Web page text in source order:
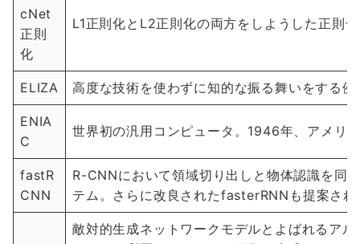
cNet
正則
化
L1正則化とL2正則化の両方をしようした正則
ELIZA 高度な技術を使わずに知的な振る舞いをする
ENIA
C
世界初の汎用コンピュータ。1946年、アメリ
fastR
CNN
R-CNNにおいて領域切り出しと物体認識を同
テム。さらに改良されたfasterRNNも提案され
敵対的生成ネットワークモデルとよばれるア